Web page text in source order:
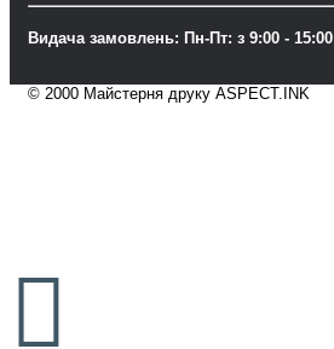
Видача замовлень: Пн-Пт: з 9:00 - 15:00
© 2000 Майстерня друку ASPECT.INK